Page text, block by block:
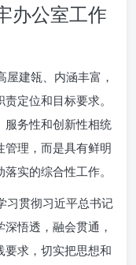
办公室工作
建瓴、内涵丰富，
定位和目标要求。
服务性和创新性相统
理，而是具有鲜明
实的综合性工作。
习贯彻习近平总书记
悟透，融会贯通，
要求，切实把思想和